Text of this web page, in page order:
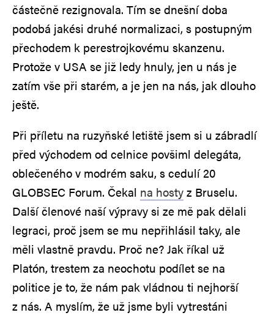
částečně rezignovala. Tím se dnešní doba
podobá jakési druhé normalizaci, s postupným
přechodem k perestrojkovému skanzenu.
Protože v USA se již ledy hnuly, jen u nás je
zatím vše při starém, a je jen na nás, jak dlouho
ještě.
Při příletu na ruzyňské letiště jsem si u zábradlí
před východem od celnice povšiml delegáta,
oblečeného v modrém saku, s cedulí 20
GLOBSEC Forum. Čekal na hostyz Bruselu.
Další členové naší výpravy si ze mě pak dělali
legraci, proč jsem se mu nepřihlásil taky, ale
měli vlastně pravdu. Proč ne? Jak říkal už
Platón, trestem za neochotu podílet se na
politice je to, že nám pak vládnou ti nejhorší
z nás. A myslím, že už jsme byli vytrestáni